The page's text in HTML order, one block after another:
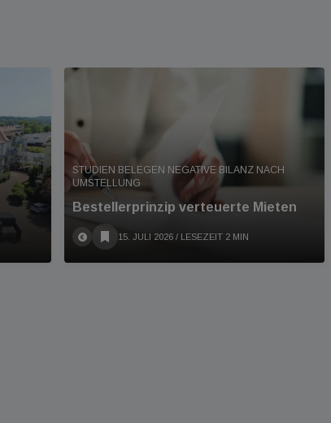
STUDIEN BELEGEN NEGATIVE BILANZ NACH
UMSTELLUNG
Bestellerprinzip verteuerte Mieten
15. JULI 2026 / LESEZEIT 2 MIN